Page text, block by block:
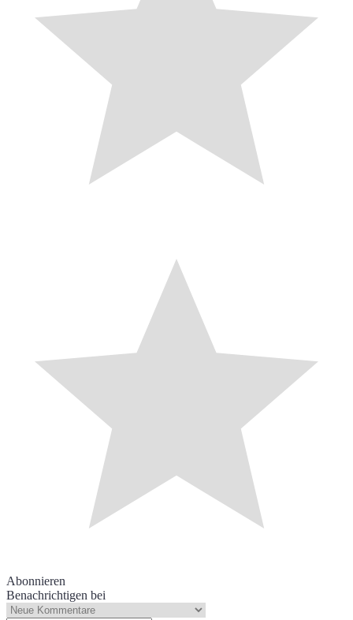
Abonnieren
Benachrichtigen bei